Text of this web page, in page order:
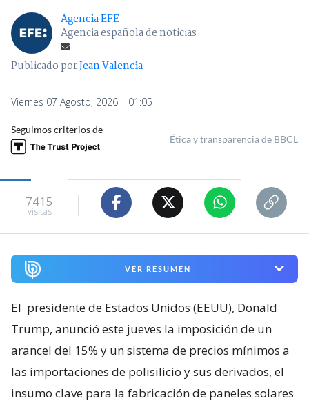
Agencia EFE
Agencia española de noticias
Publicado porJean Valencia
Viernes 07 Agosto, 2026 | 01:05
Seguimos criterios de
Ética y transparencia de BBCL
7415
visitas
VER RESUMEN
El presidente de Estados Unidos (EEUU), Donald
Trump, anunció este jueves la imposición de un
arancel del 15% y un sistema de precios mínimos a
las importaciones de polisilicio y sus derivados, el
insumo clave para la fabricación de paneles solares